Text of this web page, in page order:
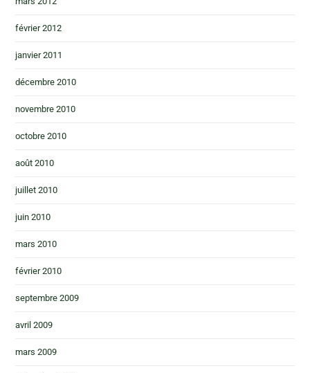
février 2012
janvier 2011
décembre 2010
novembre 2010
octobre 2010
août 2010
juillet 2010
juin 2010
mars 2010
février 2010
septembre 2009
avril 2009
mars 2009